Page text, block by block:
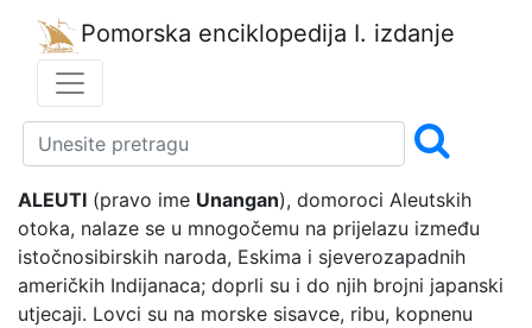
Pomorska enciklopedija I. izdanje
ALEUTI (pravo ime Unangan), domoroci Aleutskih
otoka, nalaze se u mnogočemu na prijelazu između
istočnosibirskih naroda, Eskima i sjeverozapadnih
američkih Indijanaca; doprli su i do njih brojni japanski
utjecaji. Lovci su na morske sisavce, ribu, kopnenu